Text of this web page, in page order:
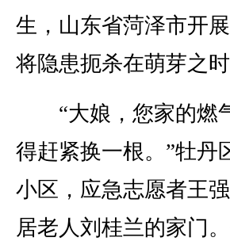
生，山东省菏泽市开
将隐患扼杀在萌芽之
“大娘，您家的燃
得赶紧换一根。”牡丹
小区，应急志愿者王
居老人刘桂兰的家门